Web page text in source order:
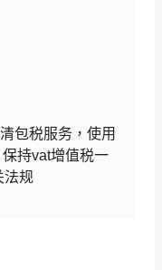
包税服务，使用
持vat增值税一
法规